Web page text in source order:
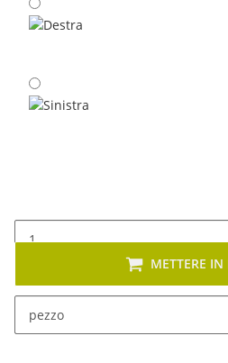
Destra
pezzo
METTERE IN
Sono disponibili diverse varianti di
la variante desiderata.